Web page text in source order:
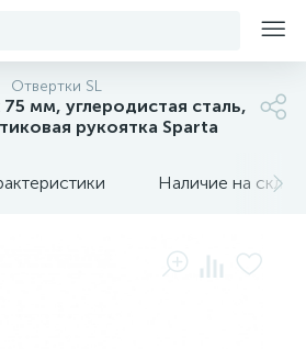
Отвертки SL
мм, углеродистая сталь,
рукоятка Sparta
Наличие на